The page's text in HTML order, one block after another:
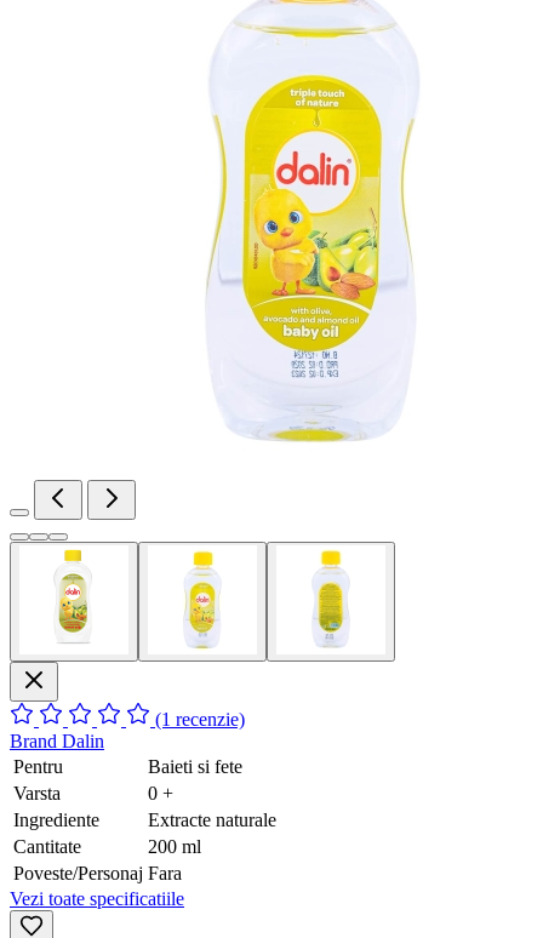
(1 recenzie)
Brand Dalin
Pentru
Baieti si fete
Varsta
0 +
Ingrediente
Extracte naturale
Cantitate
200 ml
Poveste/Personaj Fara
Vezi toate specificatiile